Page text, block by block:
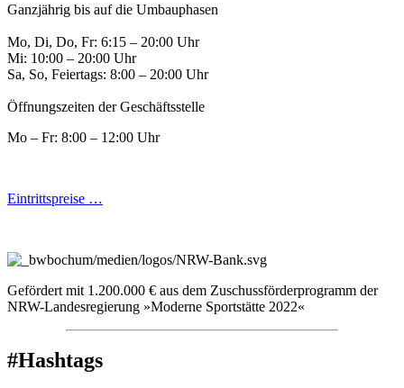
Ganzjährig bis auf die Umbauphasen
Mo, Di, Do, Fr: 6:15 – 20:00 Uhr
Mi: 10:00 – 20:00 Uhr
Sa, So, Feiertags: 8:00 – 20:00 Uhr
Öffnungszeiten der Geschäftsstelle
Mo – Fr: 8:00 – 12:00 Uhr
Eintrittspreise …
Gefördert mit 1.200.000 € aus dem Zuschussförderprogramm der
NRW-Landesregierung »Moderne Sportstätte 2022«
#Hashtags